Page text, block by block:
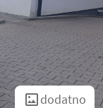
dodatno